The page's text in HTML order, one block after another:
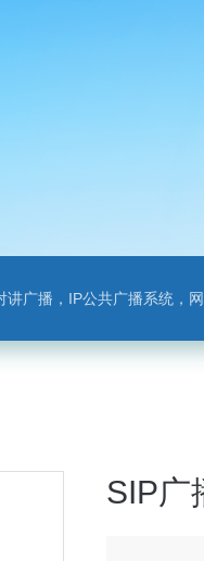
频模块，银行对讲，背景音乐，网络录
SIP广